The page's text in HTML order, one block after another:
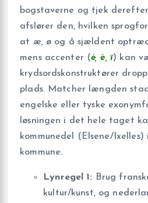
bogstaverne og tjek
afslører den, hvilken
at æ, ø og å sjældent
mens accenter (é, è, ï) kan
krydsordskonstruktører
plads. Matcher længden
engelske eller tyske
løsningen i det hele taget
kommunedel (Elsene/
kommune.
Lynregel 1:
Brug
kultur/kunst, og